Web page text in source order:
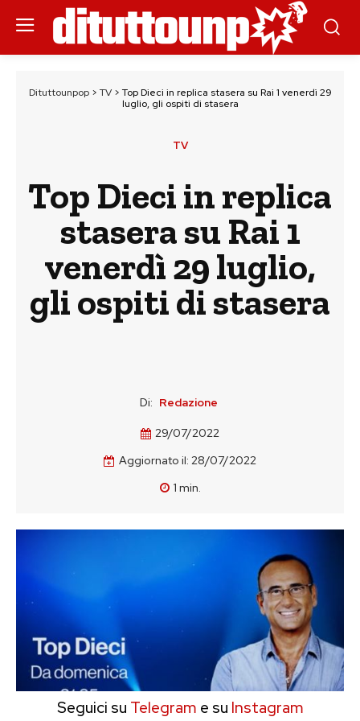
Dituttounpop> TV> Top Dieci in replica stasera su Rai 1 venerdì 29
luglio, gli ospiti di stasera
TV
Top Dieci in replica
stasera su Rai 1
venerdì 29 luglio,
gli ospiti di stasera
Di: Redazione
29/07/2022
Aggiornato il: 28/07/2022
1 min.
Seguici su Telegram e su Instagram